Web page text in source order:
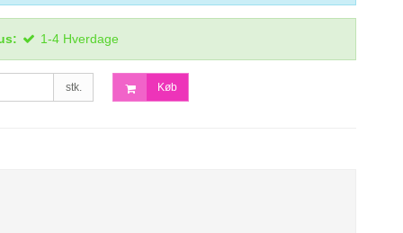
1-4 Hverdage
stk. Køb